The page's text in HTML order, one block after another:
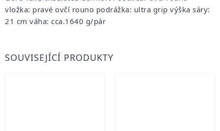
vložka: pravé ovčí rouno podrážka: ultra grip výška sáry:
21 cm váha: cca.1640 g/pár
SOUVISEJÍCÍ PRODUKTY